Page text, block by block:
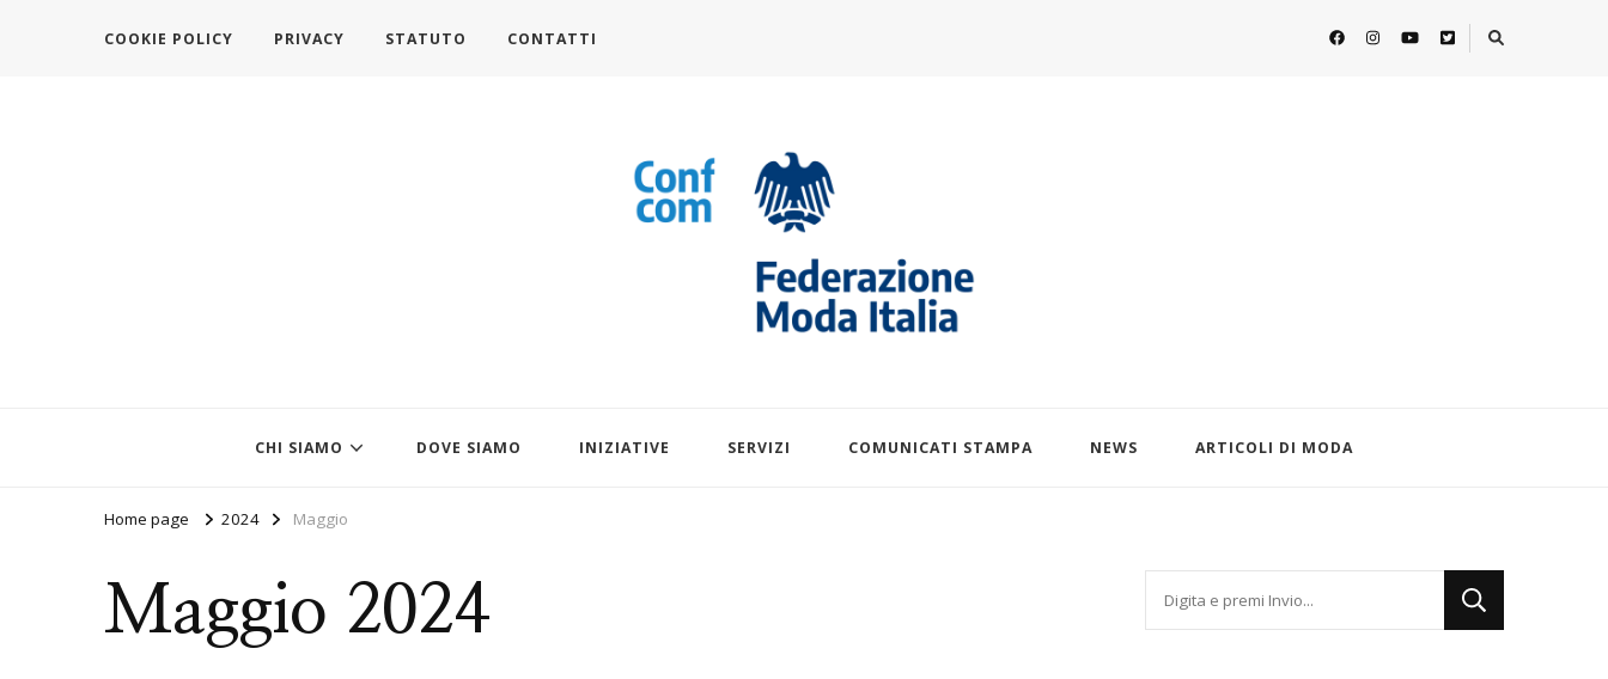
COOKIE POLICY PRIVACY STATUTO CONTATTI
CHI SIAMO DOVE SIAMO INIZIATIVE SERVIZI COMUNICATI STAMPA NEWS ARTICOLI DI MODA
Home page 2024 Maggio
Maggio 2024